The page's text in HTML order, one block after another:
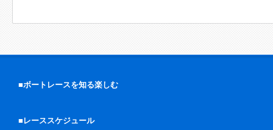
■ボートレースを知る楽しむ
■レーススケジュール